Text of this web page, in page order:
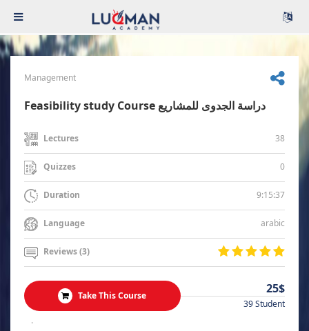
Management
Feasibility study Course دراسة الجدوى للمشاريع
Lectures 38
Quizzes 0
Duration 9:15:37
Language arabic
Reviews (3)
Take This Course 25$
39 Student
.